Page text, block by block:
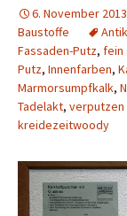
6. November 2013
Baustoffe
Fassaden-Putz, fein
Putz, Innenfarben,
Marmorsumpfkalk,
Tadelakt, verputzen
kreidezeitwoody